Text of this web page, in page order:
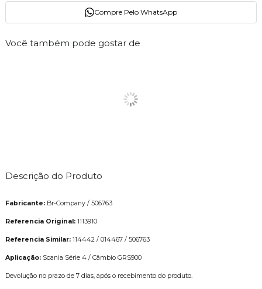
Compre Pelo WhatsApp
Você também pode gostar de
Descrição do Produto
Fabricante:Br-Company / 506763
Referencia Original: 1113910
Referencia Similar: 114442 / 014467 / 506763
Aplicação:Scania Série 4 / Câmbio GRS900
Devolução no prazo de 7 dias, após o recebimento do produto.